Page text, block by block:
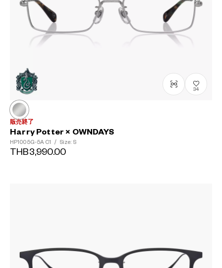
34
販売終了
Harry Potter × OWNDAYS
HP1005G-5A C1 / Size: S
THB3,990.00